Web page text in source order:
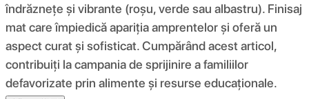
îndrăznețe și vibrante (roșu, verde sau albastru). Finisaj
mat care împiedică apariția amprentelor și oferă un
aspect curat și sofisticat. Cumpărând acest articol,
contribuiți la campania de sprijinire a familiilor
defavorizate prin alimente și resurse educaționale.